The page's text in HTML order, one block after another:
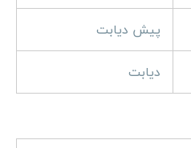
پیش دیابت
دیابت